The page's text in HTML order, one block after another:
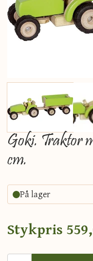
Goki. Traktor
cm.
På lager
Stykpris